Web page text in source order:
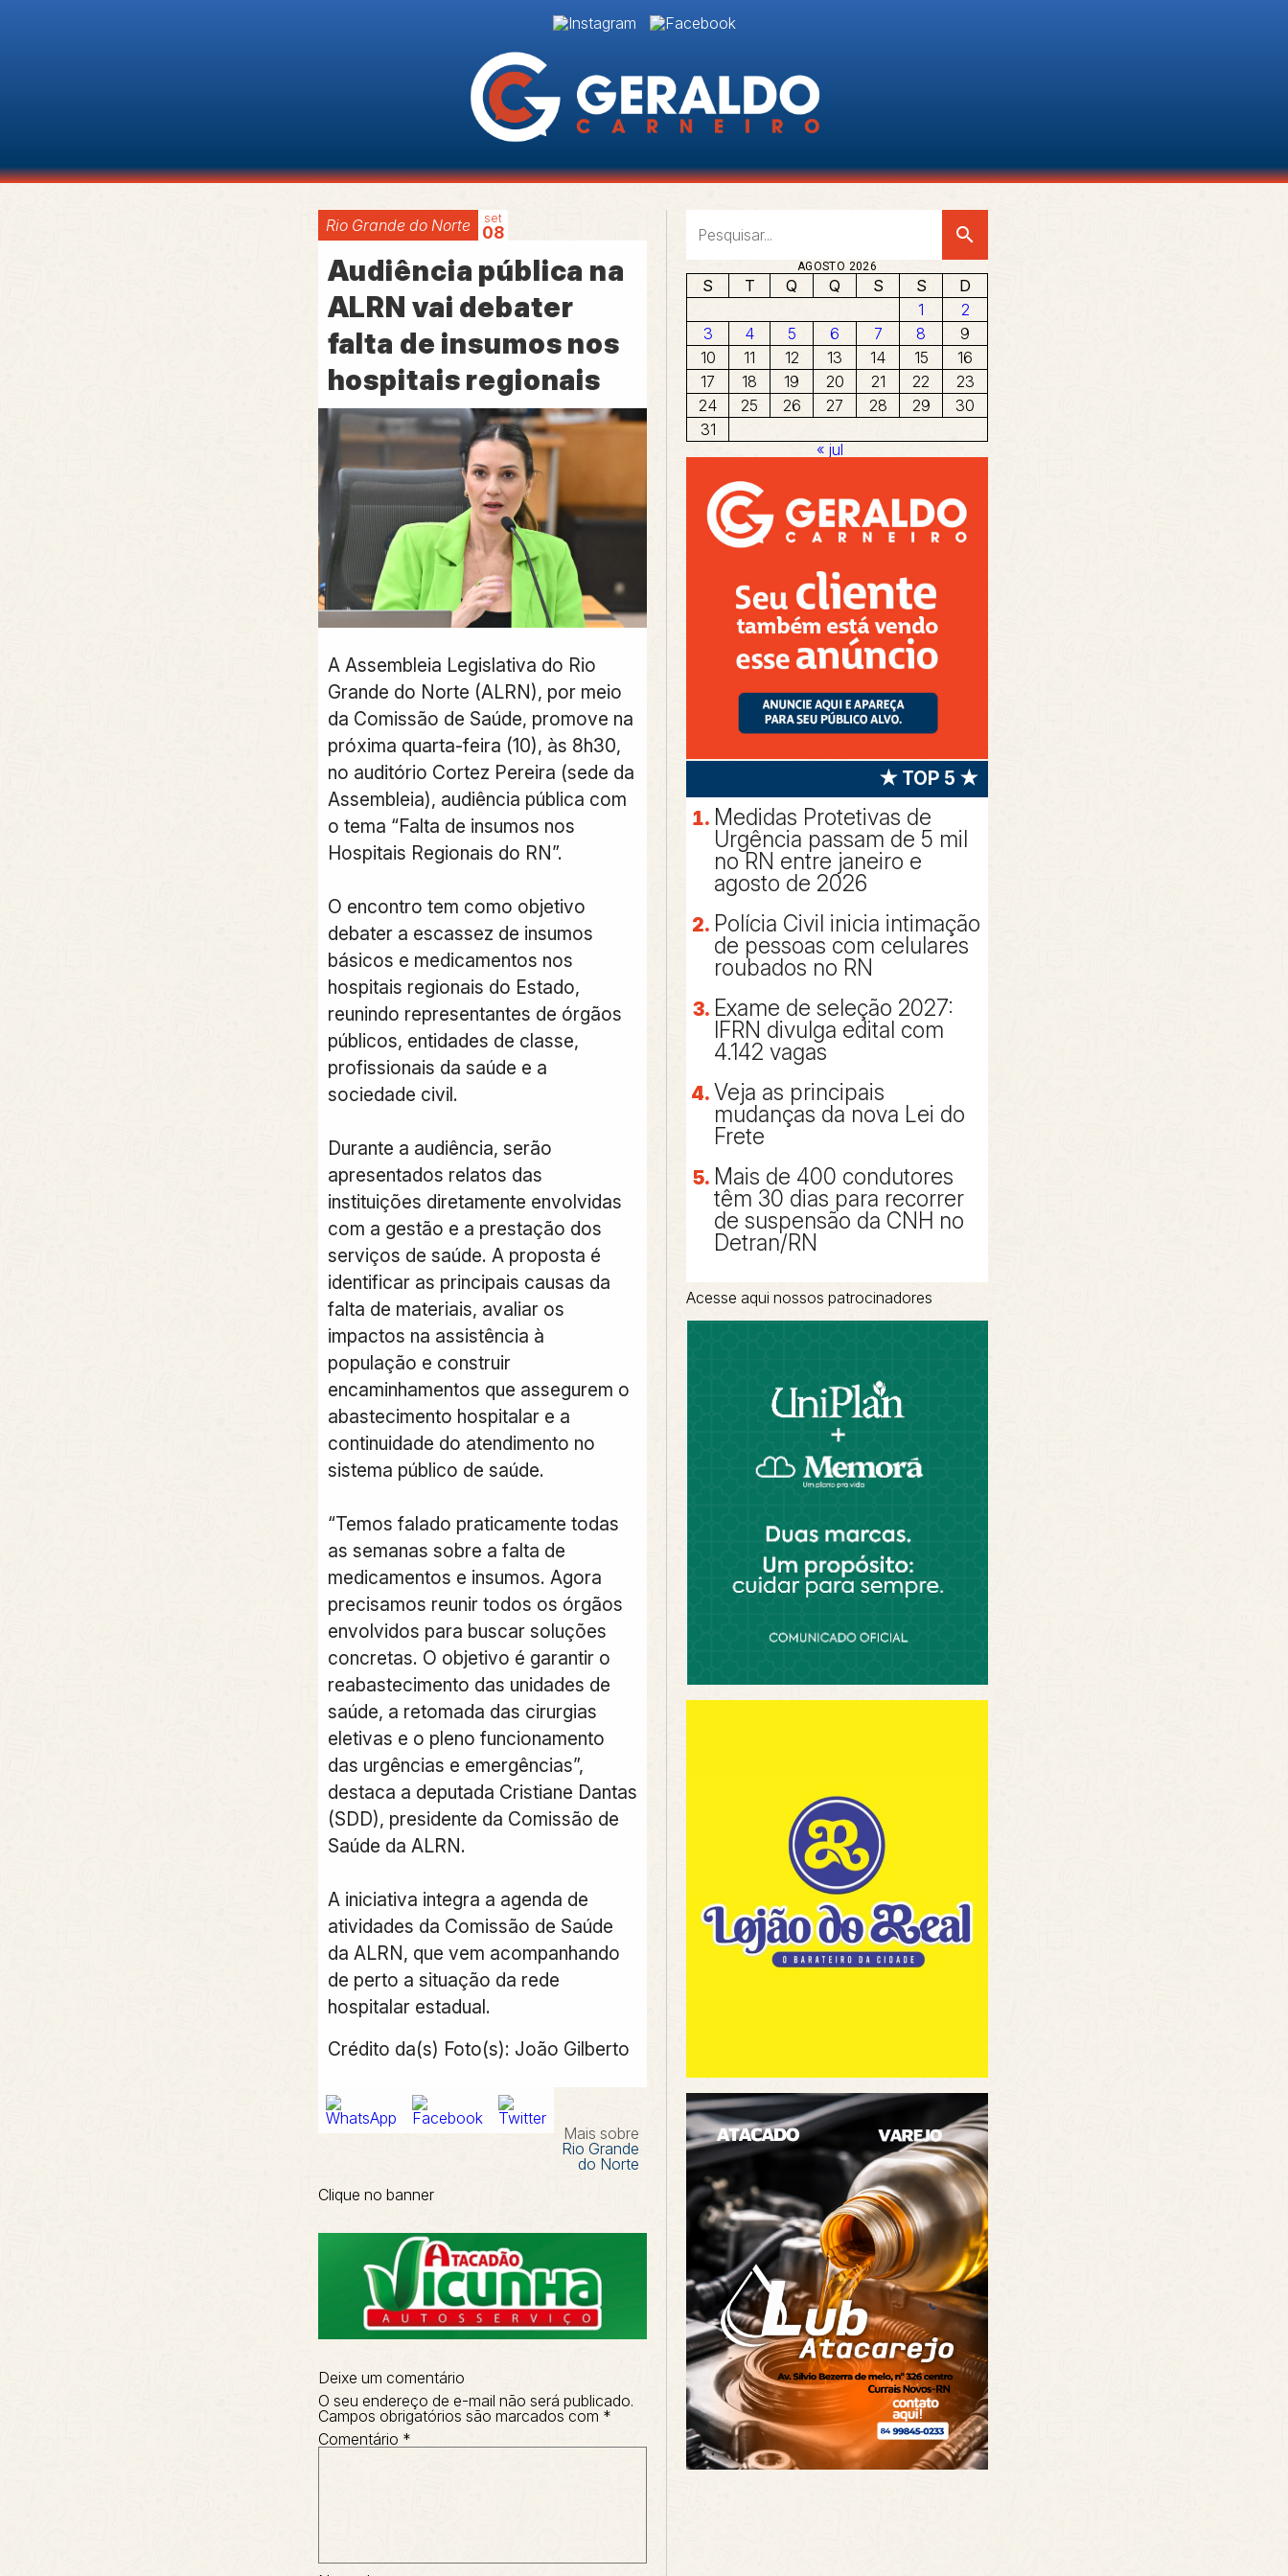
Rio Grande do Norte 08
set
Audiência pública na
ALRN vai debater
falta de insumos nos
hospitais regionais
A Assembleia Legislativa do Rio
Grande do Norte (ALRN), por meio
da Comissão de Saúde, promove na
próxima quarta-feira (10), às 8h30,
no auditório Cortez Pereira (sede da
Assembleia), audiência pública com
o tema “Falta de insumos nos
Hospitais Regionais do RN”.
O encontro tem como objetivo
debater a escassez de insumos
básicos e medicamentos nos
hospitais regionais do Estado,
reunindo representantes de órgãos
públicos, entidades de classe,
profissionais da saúde e a
sociedade civil.
Durante a audiência, serão
apresentados relatos das
instituições diretamente envolvidas
com a gestão e a prestação dos
serviços de saúde. A proposta é
identificar as principais causas da
falta de materiais, avaliar os
impactos na assistência à
população e construir
encaminhamentos que assegurem o
abastecimento hospitalar e a
continuidade do atendimento no
sistema público de saúde.
“Temos falado praticamente todas
as semanas sobre a falta de
medicamentos e insumos. Agora
precisamos reunir todos os órgãos
envolvidos para buscar soluções
concretas. O objetivo é garantir o
reabastecimento das unidades de
saúde, a retomada das cirurgias
eletivas e o pleno funcionamento
das urgências e emergências”,
destaca a deputada Cristiane Dantas
(SDD), presidente da Comissão de
Saúde da ALRN.
A iniciativa integra a agenda de
atividades da Comissão de Saúde
da ALRN, que vem acompanhando
de perto a situação da rede
hospitalar estadual.
Crédito da(s) Foto(s): João Gilberto
Mais sobre
Rio Grande
do Norte
Clique no banner
Deixe um comentário
O seu endereço de e-mail não será publicado.
Campos obrigatórios são marcados com *
Comentário *
search
AGOSTO 2026
S T Q Q S S
D
1
2
3
4 5 6 7 8
9
10
11 12 13 14 15
16
17
18 19 20 21 22
23
24
25 26 27 28 29
30
31
« jul
★ TOP 5 ★
Medidas Protetivas de
Urgência passam de 5 mil
no RN entre janeiro e
agosto de 2026
Polícia Civil inicia intimação
de pessoas com celulares
roubados no RN
Exame de seleção 2027:
IFRN divulga edital com
4.142 vagas
Veja as principais
mudanças da nova Lei do
Frete
Mais de 400 condutores
têm 30 dias para recorrer
de suspensão da CNH no
Detran/RN
Acesse aqui nossos patrocinadores